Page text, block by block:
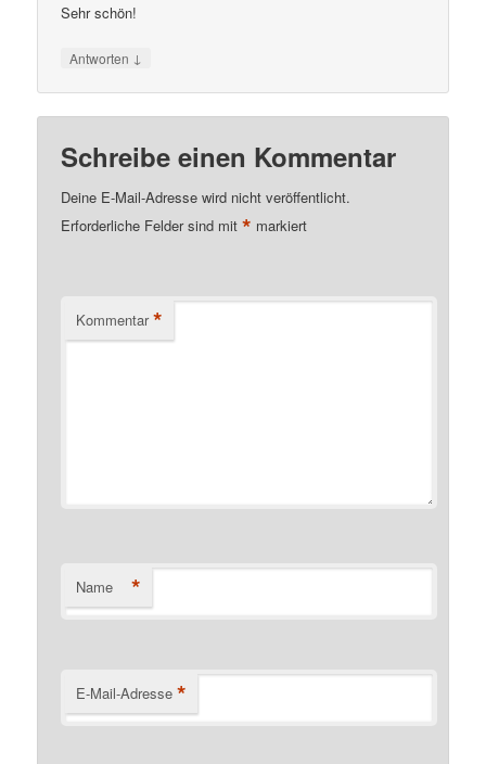
Sehr schön!
Antworten ↓
Schreibe einen Kommentar
Deine E-Mail-Adresse wird nicht veröffentlicht.
Erforderliche Felder sind mit* markiert
Kommentar *
Name *
E-Mail-Adresse *